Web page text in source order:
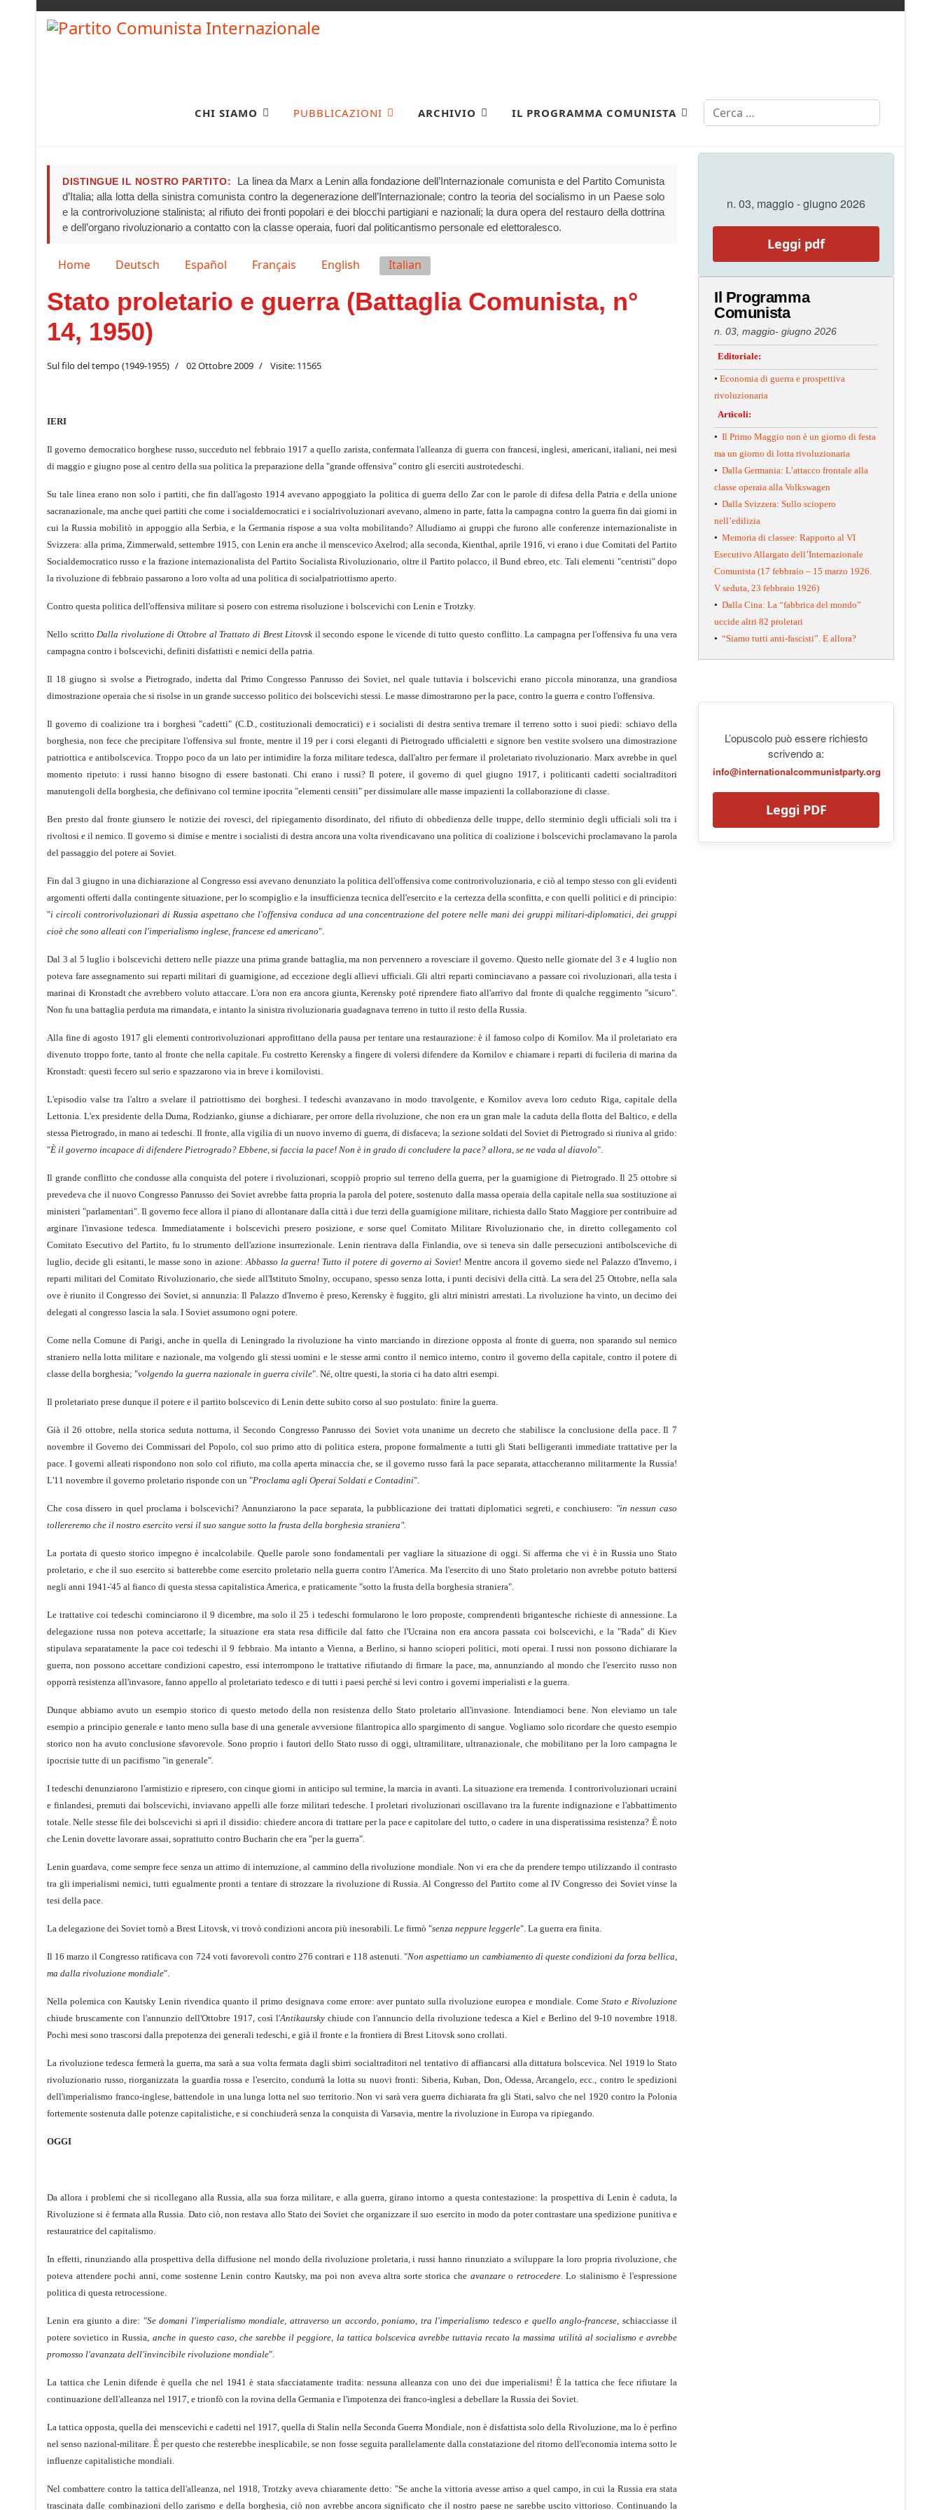
CHI SIAMO PUBBLICAZIONI ARCHIVIO IL PROGRAMMA COMUNISTA Cerca
DISTINGUE IL NOSTRO PARTITO:
La linea da Marx a Lenin alla fondazione dell’Internazionale comunista e del Partito Comunista
d’Italia; alla lotta della sinistra comunista contro la degenerazione dell’Internazionale; contro la teoria del socialismo in un Paese solo
e la controrivoluzione stalinista; al rifiuto dei fronti popolari e dei blocchi partigiani e nazionali; la dura opera del restauro della dottrina
e dell’organo rivoluzionario a contatto con la classe operaia, fuori dal politicantismo personale ed elettoralesco.
Seleziona la tua lingua
Home Deutsch Español Français English Italian
Stato proletario e guerra (Battaglia Comunista, n°
14, 1950)
Sul filo del tempo (1949-1955) 02 Ottobre 2009 Visite: 11565
IERI
Il governo democratico borghese russo, succeduto nel febbraio 1917 a quello zarista, confermata l'alleanza di guerra con francesi, inglesi, americani, italiani, nei mesi
di maggio e giugno pose al centro della sua politica la preparazione della "grande offensiva" contro gli eserciti austrotedeschi.
Su tale linea erano non solo i partiti, che fin dall'agosto 1914 avevano appoggiato la politica di guerra dello Zar con le parole di difesa della Patria e della unione
sacranazionale, ma anche quei partiti che come i socialdemocratici e i socialrivoluzionari avevano, almeno in parte, fatta la campagna contro la guerra fin dai giorni in
cui la Russia mobilitò in appoggio alla Serbia, e la Germania rispose a sua volta mobilitando? Alludiamo ai gruppi che furono alle conferenze internazionaliste in
Svizzera: alla prima, Zimmerwald, settembre 1915, con Lenin era anche il menscevico Axelrod; alla seconda, Kienthal, aprile 1916, vi erano i due Comitati del Partito
Socialdemocratico russo e la frazione internazionalista del Partito Socialista Rivoluzionario, oltre il Partito polacco, il Bund ebreo, etc. Tali elementi "centristi" dopo
la rivoluzione di febbraio passarono a loro volta ad una politica di socialpatriottismo aperto.
Contro questa politica dell'offensiva militare si posero con estrema risoluzione i bolscevichi con Lenin e Trotzky.
Nello scritto Dalla rivoluzione di Ottobre al Trattato di Brest Litovsk il secondo espone le vicende di tutto questo conflitto. La campagna per l'offensiva fu una vera
campagna contro i bolscevichi, definiti disfattisti e nemici della patria.
Il 18 giugno si svolse a Pietrogrado, indetta dal Primo Congresso Panrusso dei Soviet, nel quale tuttavia i bolscevichi erano piccola minoranza, una grandiosa
dimostrazione operaia che si risolse in un grande successo politico dei bolscevichi stessi. Le masse dimostrarono per la pace, contro la guerra e contro l'offensiva.
Il governo di coalizione tra i borghesi "cadetti" (C.D., costituzionali democratici) e i socialisti di destra sentiva tremare il terreno sotto i suoi piedi: schiavo della
borghesia, non fece che precipitare l'offensiva sul fronte, mentre il 19 per i corsi eleganti di Pietrogrado ufficialetti e signore ben vestite svolsero una dimostrazione
patriottica e antibolscevica. Troppo poco da un lato per intimidire la forza militare tedesca, dall'altro per fermare il proletariato rivoluzionario. Marx avrebbe in quel
momento ripetuto: i russi hanno bisogno di essere bastonati. Chi erano i russi? Il potere, il governo di quel giugno 1917, i politicanti cadetti socialtraditori
manutengoli della borghesia, che definivano col termine ipocrita "elementi censiti" per dissimulare alle masse impazienti la collaborazione di classe.
Ben presto dal fronte giunsero le notizie dei rovesci, del ripiegamento disordinato, del rifiuto di obbedienza delle truppe, dello sterminio degli ufficiali soli tra i
rivoltosi e il nemico. Il governo si dimise e mentre i socialisti di destra ancora una volta rivendicavano una politica di coalizione i bolscevichi proclamavano la parola
del passaggio del potere ai Soviet.
Fin dal 3 giugno in una dichiarazione al Congresso essi avevano denunziato la politica dell'offensiva come controrivoluzionaria, e ciò al tempo stesso con gli evidenti
argomenti offerti dalla contingente situazione, per lo scompiglio e la insufficienza tecnica dell'esercito e la certezza della sconfitta, e con quelli politici e di principio:
"i circoli controrivoluzionari di Russia aspettano che l'offensiva conduca ad una concentrazione del potere nelle mani dei gruppi militari-diplomatici, dei gruppi
cioè che sono alleati con l'imperialismo inglese, francese ed americano".
Dal 3 al 5 luglio i bolscevichi dettero nelle piazze una prima grande battaglia, ma non pervennero a rovesciare il governo. Questo nelle giornate del 3 e 4 luglio non
poteva fare assegnamento sui reparti militari di guarnigione, ad eccezione degli allievi ufficiali. Gli altri reparti cominciavano a passare coi rivoluzionari, alla testa i
marinai di Kronstadt che avrebbero voluto attaccare. L'ora non era ancora giunta, Kerensky poté riprendere fiato all'arrivo dal fronte di qualche reggimento "sicuro".
Non fu una battaglia perduta ma rimandata, e intanto la sinistra rivoluzionaria guadagnava terreno in tutto il resto della Russia.
Alla fine di agosto 1917 gli elementi controrivoluzionari approfittano della pausa per tentare una restaurazione: è il famoso colpo di Kornilov. Ma il proletariato era
divenuto troppo forte, tanto al fronte che nella capitale. Fu costretto Kerensky a fingere di volersi difendere da Kornilov e chiamare i reparti di fucileria di marina da
Kronstadt: questi fecero sul serio e spazzarono via in breve i kornilovisti.
L'episodio valse tra l'altro a svelare il patriottismo dei borghesi. I tedeschi avanzavano in modo travolgente, e Kornilov aveva loro ceduto Riga, capitale della
Lettonia. L'ex presidente della Duma, Rodzianko, giunse a dichiarare, per orrore della rivoluzione, che non era un gran male la caduta della flotta del Baltico, e della
stessa Pietrogrado, in mano ai tedeschi. Il fronte, alla vigilia di un nuovo inverno di guerra, di disfaceva; la sezione soldati del Soviet di Pietrogrado si riuniva al grido:
"È il governo incapace di difendere Pietrogrado? Ebbene, si faccia la pace! Non è in grado di concludere la pace? allora, se ne vada al diavolo".
Il grande conflitto che condusse alla conquista del potere i rivoluzionari, scoppiò proprio sul terreno della guerra, per la guarnigione di Pietrogrado. Il 25 ottobre si
prevedeva che il nuovo Congresso Panrusso dei Soviet avrebbe fatta propria la parola del potere, sostenuto dalla massa operaia della capitale nella sua sostituzione ai
ministeri "parlamentari". Il governo fece allora il piano di allontanare dalla città i due terzi della guarnigione militare, richiesta dallo Stato Maggiore per contribuire ad
arginare l'invasione tedesca. Immediatamente i bolscevichi presero posizione, e sorse quel Comitato Militare Rivoluzionario che, in diretto collegamento col
Comitato Esecutivo del Partito, fu lo strumento dell'azione insurrezionale. Lenin rientrava dalla Finlandia, ove si teneva sin dalle persecuzioni antibolsceviche di
luglio, decide gli esitanti, le masse sono in azione: Abbasso la guerra! Tutto il potere di governo ai Soviet! Mentre ancora il governo siede nel Palazzo d'Inverno, i
reparti militari del Comitato Rivoluzionario, che siede all'Istituto Smolny, occupano, spesso senza lotta, i punti decisivi della città. La sera del 25 Ottobre, nella sala
ove è riunito il Congresso dei Soviet, si annunzia: Il Palazzo d'Inverno è preso, Kerensky è fuggito, gli altri ministri arrestati. La rivoluzione ha vinto, un decimo dei
delegati al congresso lascia la sala. I Soviet assumono ogni potere.
Come nella Comune di Parigi, anche in quella di Leningrado la rivoluzione ha vinto marciando in direzione opposta al fronte di guerra, non sparando sul nemico
straniero nella lotta militare e nazionale, ma volgendo gli stessi uomini e le stesse armi contro il nemico interno, contro il governo della capitale, contro il potere di
classe della borghesia; "volgendo la guerra nazionale in guerra civile". Né, oltre questi, la storia ci ha dato altri esempi.
Il proletariato prese dunque il potere e il partito bolscevico di Lenin dette subito corso al suo postulato: finire la guerra.
Già il 26 ottobre, nella storica seduta notturna, il Secondo Congresso Panrusso dei Soviet vota unanime un decreto che stabilisce la conclusione della pace. Il 7
novembre il Governo dei Commissari del Popolo, col suo primo atto di politica estera, propone formalmente a tutti gli Stati belligeranti immediate trattative per la
pace. I governi alleati rispondono non solo col rifiuto, ma colla aperta minaccia che, se il governo russo farà la pace separata, attaccheranno militarmente la Russia!
L'11 novembre il governo proletario risponde con un "Proclama agli Operai Soldati e Contadini".
Che cosa dissero in quel proclama i bolscevichi? Annunziarono la pace separata, la pubblicazione dei trattati diplomatici segreti, e conchiusero: "in nessun caso
tollereremo che il nostro esercito versi il suo sangue sotto la frusta della borghesia straniera".
La portata di questo storico impegno è incalcolabile. Quelle parole sono fondamentali per vagliare la situazione di oggi. Si afferma che vi è in Russia uno Stato
proletario, e che il suo esercito si batterebbe come esercito proletario nella guerra contro l'America. Ma l'esercito di uno Stato proletario non avrebbe potuto battersi
negli anni 1941-'45 al fianco di questa stessa capitalistica America, e praticamente "sotto la frusta della borghesia straniera".
Le trattative coi tedeschi cominciarono il 9 dicembre, ma solo il 25 i tedeschi formularono le loro proposte, comprendenti brigantesche richieste di annessione. La
delegazione russa non poteva accettarle; la situazione era stata resa difficile dal fatto che l'Ucraina non era ancora passata coi bolscevichi, e la "Rada" di Kiev
stipulava separatamente la pace coi tedeschi il 9 febbraio. Ma intanto a Vienna, a Berlino, si hanno scioperi politici, moti operai. I russi non possono dichiarare la
guerra, non possono accettare condizioni capestro, essi interrompono le trattative rifiutando di firmare la pace, ma, annunziando al mondo che l'esercito russo non
opporrà resistenza all'invasore, fanno appello al proletariato tedesco e di tutti i paesi perché si levi contro i governi imperialisti e la guerra.
Dunque abbiamo avuto un esempio storico di questo metodo della non resistenza dello Stato proletario all'invasione. Intendiamoci bene. Non eleviamo un tale
esempio a principio generale e tanto meno sulla base di una generale avversione filantropica allo spargimento di sangue. Vogliamo solo ricordare che questo esempio
storico non ha avuto conclusione sfavorevole. Sono proprio i fautori dello Stato russo di oggi, ultramilitare, ultranazionale, che mobilitano per la loro campagna le
ipocrisie tutte di un pacifismo "in generale".
I tedeschi denunziarono l'armistizio e ripresero, con cinque giorni in anticipo sul termine, la marcia in avanti. La situazione era tremenda. I controrivoluzionari ucraini
e finlandesi, premuti dai bolscevichi, inviavano appelli alle forze militari tedesche. I proletari rivoluzionari oscillavano tra la furente indignazione e l'abbattimento
totale. Nelle stesse file dei bolscevichi si aprì il dissidio: chiedere ancora di trattare per la pace e capitolare del tutto, o cadere in una disperatissima resistenza? È noto
che Lenin dovette lavorare assai, soprattutto contro Bucharin che era "per la guerra".
Lenin guardava, come sempre fece senza un attimo di interruzione, al cammino della rivoluzione mondiale. Non vi era che da prendere tempo utilizzando il contrasto
tra gli imperialismi nemici, tutti egualmente pronti a tentare di strozzare la rivoluzione di Russia. Al Congresso del Partito come al IV Congresso dei Soviet vinse la
tesi della pace.
La delegazione dei Soviet tornò a Brest Litovsk, vi trovò condizioni ancora più inesorabili. Le firmò "senza neppure leggerle". La guerra era finita.
Il 16 marzo il Congresso ratificava con 724 voti favorevoli contro 276 contrari e 118 astenuti. "Non aspettiamo un cambiamento di queste condizioni da forza bellica,
ma dalla rivoluzione mondiale".
Nella polemica con Kautsky Lenin rivendica quanto il primo designava come errore: aver puntato sulla rivoluzione europea e mondiale. ComeStato e Rivoluzione
chiude bruscamente con l'annunzio dell'Ottobre 1917, così l'Antikautsky chiude con l'annuncio della rivoluzione tedesca a Kiel e Berlino del 9-10 novembre 1918.
Pochi mesi sono trascorsi dalla prepotenza dei generali tedeschi, e già il fronte e la frontiera di Brest Litovsk sono crollati.
La rivoluzione tedesca fermerà la guerra, ma sarà a sua volta fermata dagli sbirri socialtraditori nel tentativo di affiancarsi alla dittatura bolscevica. Nel 1919 lo Stato
rivoluzionario russo, riorganizzata la guardia rossa e l'esercito, condurrà la lotta su nuovi fronti: Siberia, Kuban, Don, Odessa, Arcangelo, ecc., contro le spedizioni
dell'imperialismo franco-inglese, battendole in una lunga lotta nel suo territorio. Non vi sarà vera guerra dichiarata fra gli Stati, salvo che nel 1920 contro la Polonia
fortemente sostenuta dalle potenze capitalistiche, e si conchiuderà senza la conquista di Varsavia, mentre la rivoluzione in Europa va ripiegando.
OGGI
Da allora i problemi che si ricollegano alla Russia, alla sua forza militare, e alla guerra, girano intorno a questa contestazione: la prospettiva di Lenin è caduta, la
Rivoluzione si è fermata alla Russia. Dato ciò, non restava allo Stato dei Soviet che organizzare il suo esercito in modo da poter contrastare una spedizione punitiva e
restauratrice del capitalismo.
In effetti, rinunziando alla prospettiva della diffusione nel mondo della rivoluzione proletaria, i russi hanno rinunziato a sviluppare la loro propria rivoluzione, che
poteva attendere pochi anni, come sostenne Lenin contro Kautsky, ma poi non aveva altra sorte storica che avanzareo retrocedere. Lo stalinismo è l'espressione
politica di questa retrocessione.
Lenin era giunto a dire: "Se domani l'imperialismo mondiale, attraverso un accordo, poniamo, tra l'imperialismo tedesco e quello anglo-francese , schiacciasse il
potere sovietico in Russia, anche in questo caso, che sarebbe il peggiore, la tattica bolscevica avrebbe tuttavia recato la massima utilità al socialismo e avrebbe
promosso l'avanzata dell'invincibile rivoluzione mondiale".
La tattica che Lenin difende è quella che nel 1941 è stata sfacciatamente tradita: nessuna alleanza con uno dei due imperialismi! È la tattica che fece rifiutare la
continuazione dell'alleanza nel 1917, e trionfò con la rovina della Germania e l'impotenza dei franco-inglesi a debellare la Russia dei Soviet.
La tattica opposta, quella dei menscevichi e cadetti nel 1917, quella di Stalin nella Seconda Guerra Mondiale, non è disfattista solo della Rivoluzione, ma lo è perfino
nel senso nazional-militare. È per questo che resterebbe inesplicabile, se non fosse seguita parallelamente dalla constatazione del ritorno dell'economia interna sotto le
influenze capitalistiche mondiali.
Nel combattere contro la tattica dell'alleanza, nel 1918, Trotzky aveva chiaramente detto: "Se anche la vittoria avesse arriso a quel campo, in cui la Russia era stata
trascinata dalle combinazioni dello zarismo e della borghesia, ciò non avrebbe ancora significato che il nostro paese ne sarebbe uscito vittorioso. Continuando la
n. 03, maggio - giugno 2026
Leggi pdf
Il Programma
Comunista
n. 03, maggio- giugno 2026
Editoriale:
• Economia di guerra e prospettiva
rivoluzionaria
Articoli:
• Il Primo Maggio non è un giorno di festa
ma un giorno di lotta rivoluzionaria
• Dalla Germania: L’attacco frontale alla
classe operaia alla Volkswagen
• Dalla Svizzera: Sullo sciopero
nell’edilizia
• Memoria di classee: Rapporto al VI
Esecutivo Allargato dell’Internazionale
Comunista (17 febbraio – 15 marzo 1926.
V seduta, 23 febbraio 1926)
• Dalla Cina: La “fabbrica del mondo”
uccide altri 82 proletari
• “Siamo tutti anti-fascisti”. E allora?
L’opuscolo può essere richiesto
scrivendo a:
info@internationalcommunistparty.org
Leggi PDF